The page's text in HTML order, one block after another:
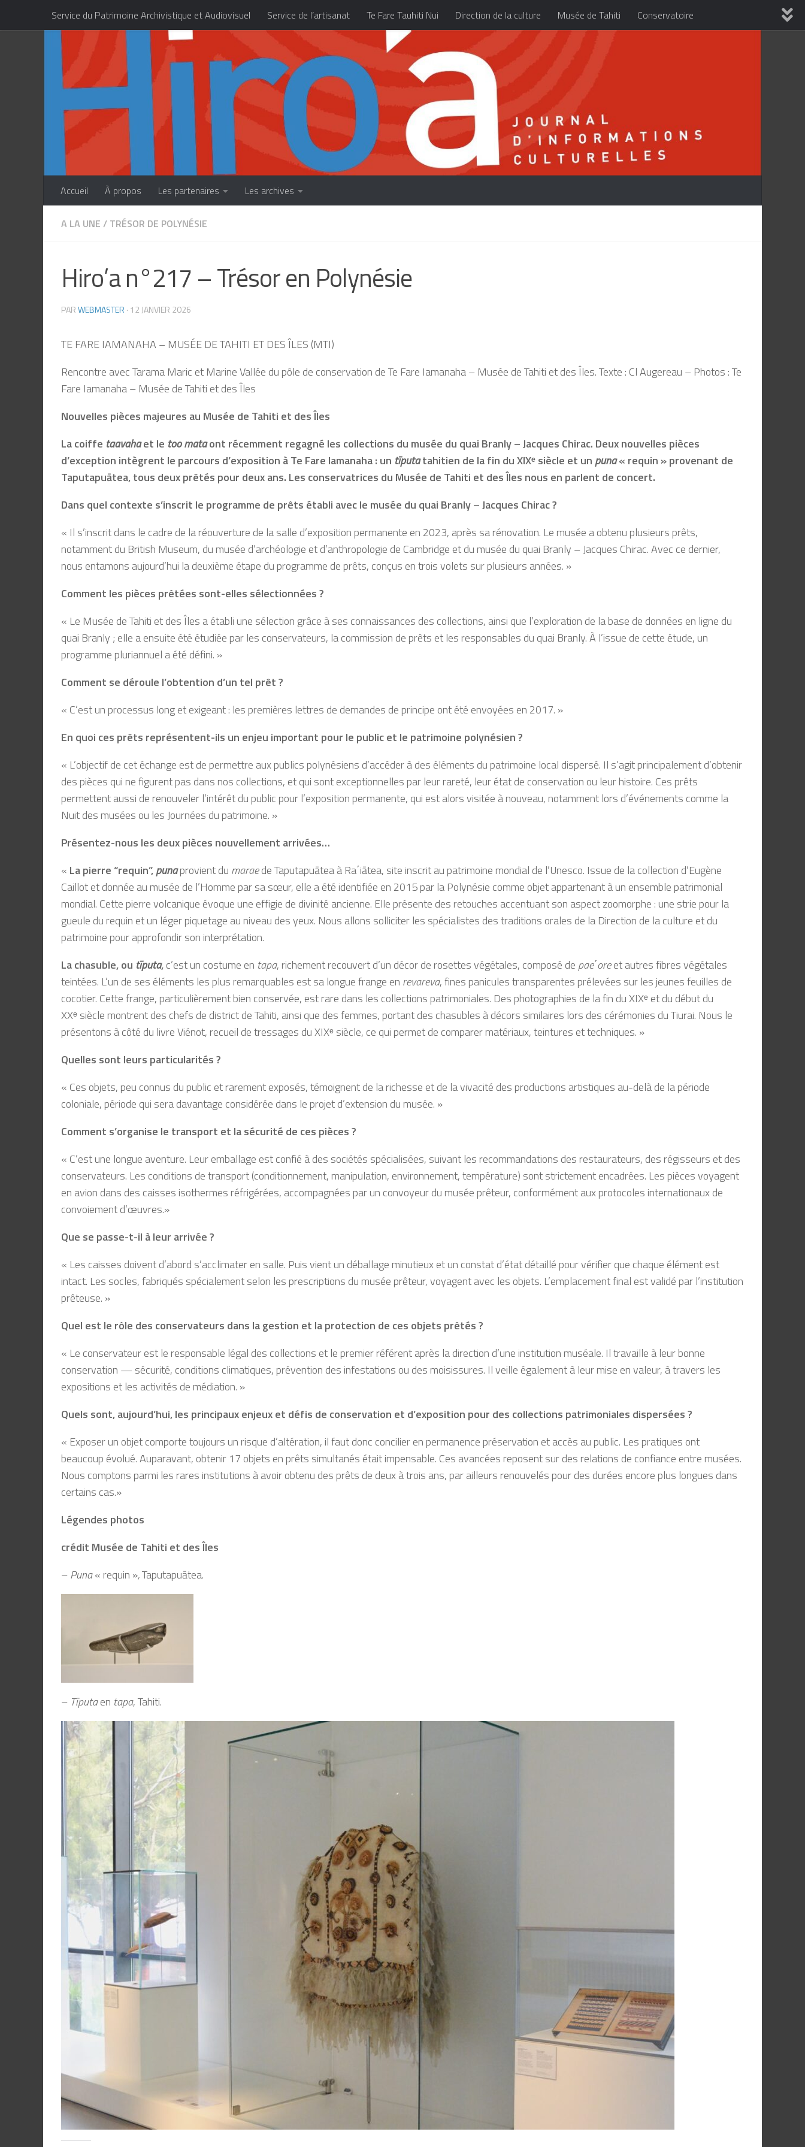
Skip to contentService du Patrimoine Archivistique et Audiovisuel Service de l’artisanat Te Fare Tauhiti Nui Direction de la culture Musée de Tahiti Conservatoire
Centre des Métiers d’Art de la Polynésie française Les archives À propos Accueil
Accueil À propos Les partenaires Les archives
A LA UNE / TRÉSOR DE POLYNÉSIE
Hiro’a n°217 – Trésor en Polynésie
PARWEBMASTER · 12 JANVIER 2026
TE FARE IAMANAHA – MUSÉE DE TAHITI ET DES ÎLES (MTI)
Rencontre avec Tarama Maric et Marine Vallée du pôle de conservation de Te Fare Iamanaha – Musée de Tahiti et des Îles. Texte : Cl Augereau – Photos : Te
Fare Iamanaha – Musée de Tahiti et des Îles
Nouvelles pièces majeures au Musée de Tahiti et des Îles
La coiffe taavahaet le too mataont récemment regagné les collections du musée du quai Branly – Jacques Chirac. Deux nouvelles pièces
d’exception intègrent le parcours d’exposition à Te Fare Iamanaha : un tīputatahitien de la fin du XIXᵉ siècle et unpuna« requin » provenant de
Taputapuātea, tous deux prêtés pour deux ans. Les conservatrices du Musée de Tahiti et des Îles nous en parlent de concert.
Dans quel contexte s’inscrit le programme de prêts établi avec le musée du quai Branly – Jacques Chirac ?
« Il s’inscrit dans le cadre de la réouverture de la salle d’exposition permanente en 2023, après sa rénovation. Le musée a obtenu plusieurs prêts,
notamment du British Museum, du musée d’archéologie et d’anthropologie de Cambridge et du musée du quai Branly – Jacques Chirac. Avec ce dernier,
nous entamons aujourd’hui la deuxième étape du programme de prêts, conçus en trois volets sur plusieurs années. »
Comment les pièces prêtées sont-elles sélectionnées ?
« Le Musée de Tahiti et des Îles a établi une sélection grâce à ses connaissances des collections, ainsi que l’exploration de la base de données en ligne du
quai Branly ; elle a ensuite été étudiée par les conservateurs, la commission de prêts et les responsables du quai Branly. À l’issue de cette étude, un
programme pluriannuel a été défini. »
Comment se déroule l’obtention d’un tel prêt ?
« C’est un processus long et exigeant : les premières lettres de demandes de principe ont été envoyées en 2017. »
En quoi ces prêts représentent-ils un enjeu important pour le public et le patrimoine polynésien ?
« L’objectif de cet échange est de permettre aux publics polynésiens d’accéder à des éléments du patrimoine local dispersé. Il s’agit principalement d’obtenir
des pièces qui ne figurent pas dans nos collections, et qui sont exceptionnelles par leur rareté, leur état de conservation ou leur histoire. Ces prêts
permettent aussi de renouveler l’intérêt du public pour l’exposition permanente, qui est alors visitée à nouveau, notamment lors d’événements comme la
Nuit des musées ou les Journées du patrimoine. »
Présentez-nous les deux pièces nouvellement arrivées…
« La pierre “requin”,punaprovient du maraede Taputapuātea à Ra΄iātea, site inscrit au patrimoine mondial de l’Unesco. Issue de la collection d’Eugène
Caillot et donnée au musée de l’Homme par sa sœur, elle a été identifiée en 2015 par la Polynésie comme objet appartenant à un ensemble patrimonial
mondial. Cette pierre volcanique évoque une effigie de divinité ancienne. Elle présente des retouches accentuant son aspect zoomorphe : une strie pour la
gueule du requin et un léger piquetage au niveau des yeux. Nous allons solliciter les spécialistes des traditions orales de la Direction de la culture et du
patrimoine pour approfondir son interprétation.
La chasuble, ou tīputa,c’est un costume en tapa, richement recouvert d’un décor de rosettes végétales, composé de pae΄oreet autres fibres végétales
teintées. L’un de ses éléments les plus remarquables est sa longue frange en revareva, fines panicules transparentes prélevées sur les jeunes feuilles de
cocotier. Cette frange, particulièrement bien conservée, est rare dans les collections patrimoniales. Des photographies de la fin du XIXᵉ et du début du
XXᵉ siècle montrent des chefs de district de Tahiti, ainsi que des femmes, portant des chasubles à décors similaires lors des cérémonies du Tiurai. Nous le
présentons à côté du livre Viénot, recueil de tressages du XIXᵉ siècle, ce qui permet de comparer matériaux, teintures et techniques. »
Quelles sont leurs particularités ?
« Ces objets, peu connus du public et rarement exposés, témoignent de la richesse et de la vivacité des productions artistiques au-delà de la période
coloniale, période qui sera davantage considérée dans le projet d’extension du musée. »
Comment s’organise le transport et la sécurité de ces pièces ?
« C’est une longue aventure. Leur emballage est confié à des sociétés spécialisées, suivant les recommandations des restaurateurs, des régisseurs et des
conservateurs. Les conditions de transport (conditionnement, manipulation, environnement, température) sont strictement encadrées. Les pièces voyagent
en avion dans des caisses isothermes réfrigérées, accompagnées par un convoyeur du musée prêteur, conformément aux protocoles internationaux de
convoiement d’œuvres.»
Que se passe-t-il à leur arrivée ?
« Les caisses doivent d’abord s’acclimater en salle. Puis vient un déballage minutieux et un constat d’état détaillé pour vérifier que chaque élément est
intact. Les socles, fabriqués spécialement selon les prescriptions du musée prêteur, voyagent avec les objets. L’emplacement final est validé par l’institution
prêteuse. »
Quel est le rôle des conservateurs dans la gestion et la protection de ces objets prêtés ?
« Le conservateur est le responsable légal des collections et le premier référent après la direction d’une institution muséale. Il travaille à leur bonne
conservation — sécurité, conditions climatiques, prévention des infestations ou des moisissures. Il veille également à leur mise en valeur, à travers les
expositions et les activités de médiation. »
Quels sont, aujourd’hui, les principaux enjeux et défis de conservation et d’exposition pour des collections patrimoniales dispersées ?
« Exposer un objet comporte toujours un risque d’altération, il faut donc concilier en permanence préservation et accès au public. Les pratiques ont
beaucoup évolué. Auparavant, obtenir 17 objets en prêts simultanés était impensable. Ces avancées reposent sur des relations de confiance entre musées.
Nous comptons parmi les rares institutions à avoir obtenu des prêts de deux à trois ans, par ailleurs renouvelés pour des durées encore plus longues dans
certains cas.»
Légendes photos
crédit Musée de Tahiti et des Îles
–Puna« requin »,Taputapuātea.
– Tīputaen tapa, Tahiti.